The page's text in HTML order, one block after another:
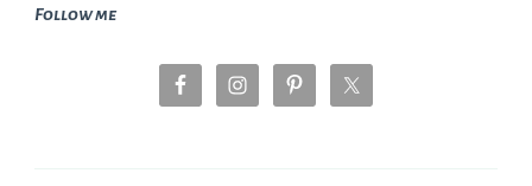
Follow me